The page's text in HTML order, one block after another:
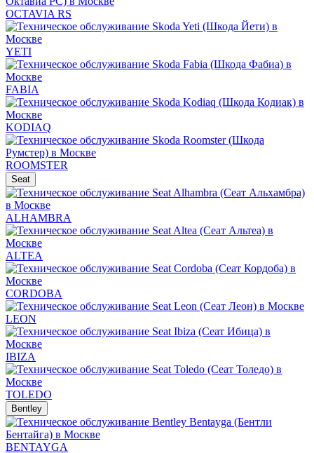
OCTAVIA RS
YETI
FABIA
KODIAQ
ROOMSTER
Seat
ALHAMBRA
ALTEA
CORDOBA
LEON
IBIZA
TOLEDO
Bentley
BENTAYGA